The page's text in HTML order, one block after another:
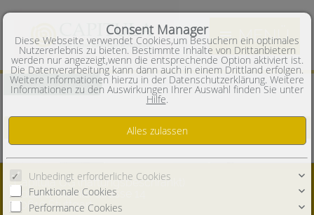
MENÜ
Neueste Objekte
Zur Zeit sind keine Objekte in dieser Rubrik vorhanden.
Capitula UG (haftungsbeschränkt)
Eduard-Steinle-strasse 14
70619 Stuttgart
Consent Manager
Diese Webseite verwendet Cookies,um Besuchern ein optimales
Nutzererlebnis zu bieten. Bestimmte Inhalte von Drittanbietern
werden nur angezeigt,wenn die entsprechende Option aktiviert ist.
Die Datenverarbeitung kann dann auch in einem Drittland erfolgen.
Weitere Informationen hierzu in der Datenschutzerklärung. Weitere
Informationen zu den Auswirkungen Ihrer Auswahl finden Sie unter
Hilfe.
Unbedingt erforderliche Cookies
Funktionale Cookies
Performance Cookies